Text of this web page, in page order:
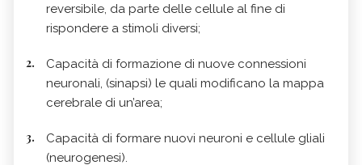
reversibile, da parte delle cellule al fine di
rispondere a stimoli diversi;
Capacità di formazione di nuove connessioni
neuronali, (sinapsi) le quali modificano la mappa
cerebrale di un’area;
Capacità di formare nuovi neuroni e cellule gliali
(neurogenesi).